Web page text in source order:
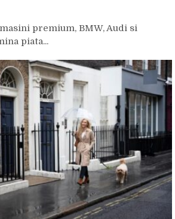
premium, BMW, Audi si
piata...